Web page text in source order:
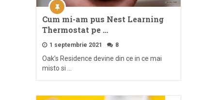
Cum mi-am pus Nest Learning
Thermostat pe …
1 septembrie 2021 8
Oak’s Residence devine din ce in ce mai
misto si …